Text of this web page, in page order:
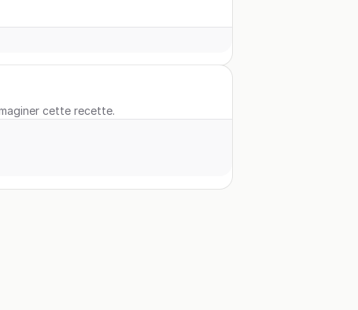
cette recette.